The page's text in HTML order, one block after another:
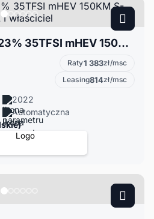
Audi Q3 II 1.5 VAT 23% 35TFSI mHEV 150KM S-tronic 2022 r., salon PL I właściciel
Raty1 383zł/msc
Leasing814zł/msc
2022
Automatyczna